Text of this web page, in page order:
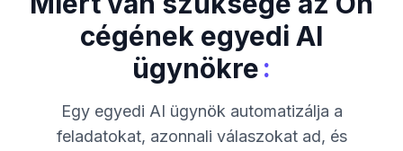
cégének egyedi AI
ügynökre:
Egy egyedi AI ügynök automatizálja a
feladatokat, azonnali válaszokat ad, és